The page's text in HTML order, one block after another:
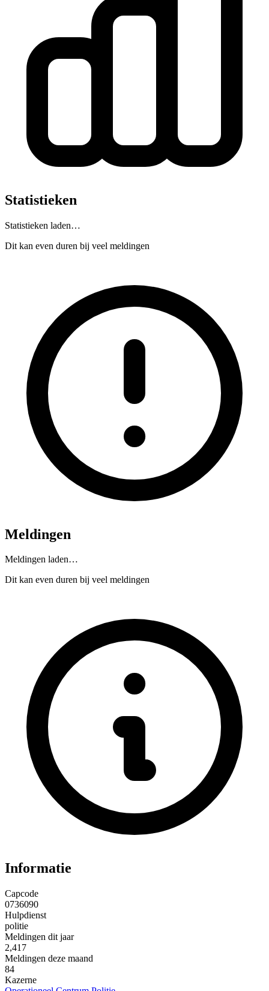
Statistieken
Statistieken laden…
Dit kan even duren bij veel meldingen
Meldingen
Meldingen laden…
Dit kan even duren bij veel meldingen
Informatie
Capcode
0736090
Hulpdienst
politie
Meldingen dit jaar
2,417
Meldingen deze maand
84
Kazerne